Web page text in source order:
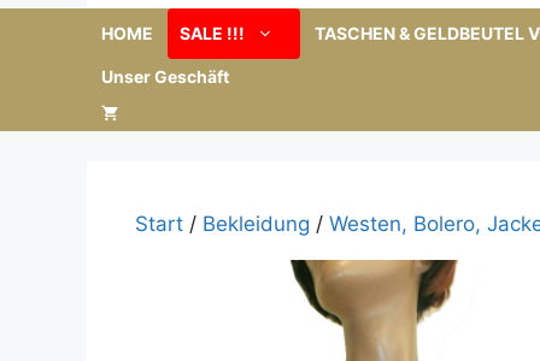
HOME SALE !!! TASCHEN & GELDBEUTEL
Unser Geschäft
Start / Bekleidung / Westen, Bolero,